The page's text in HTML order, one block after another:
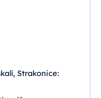
Strakonice: